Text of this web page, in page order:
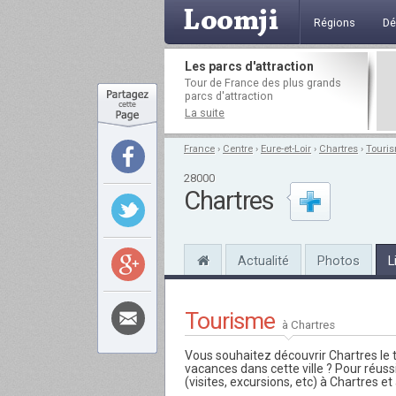
Régions
Les parcs d'attraction
Tour de France des plus grands
parcs d'attraction
La suite
France › Centre › Eure-et-Loir › Chartres ›
28000
Chartres
Actualité Photos
Tourisme à Chartres
Vous souhaitez découvrir Chartres
vacances dans cette ville ? Pour
(visites, excursions, etc) à Chartres